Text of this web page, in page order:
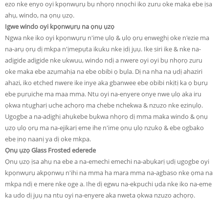
ezo nke enyo oyi kpọnwụrụ bụ nhọrọ nnọchi iko zuru oke maka ebe ịsa
ahụ, windo, na ọnụ ụzọ.
Igwe windo oyi kpọnwụrụ na ọnụ ụzọ
Ngwa nke iko oyi kpọnwụrụ n'ime ụlọ & ụlọ ọrụ enweghị oke n'ezie ma
na-arụ ọrụ dị mkpa n'ịmepụta ikuku nke ịdị jụụ. Ike siri ike & nke na-
adịgide adịgide nke ukwuu, windo ndị a nwere oyi oyi bụ nhọrọ zuru
oke maka ebe azụmahịa na ebe obibi ọ bụla. Dị na nha na ụdị ahaziri
ahazi, iko etched nwere ike inye aka gbanwee ebe obibi nkịtị ka ọ bụrụ
ebe pụrụiche ma maa mma. Ntu oyi na-enyere onye nwe ụlọ aka iru
ọkwa ntụgharị uche achọrọ ma chebe nchekwa & nzuzo nke ezinụlọ.
Ugogbe a na-adịghị ahụkebe bụkwa nhọrọ dị mma maka windo & ọnụ
ụzọ ụlọ ọrụ ma na-ejikarị eme ihe n'ime ọnụ ụlọ nzukọ & ebe ogbako
ebe ịnọ naanị ya dị oke mkpa.
Ọnụ ụzọ Glass Frosted ederede
Ọnụ ụzọ ịsa ahụ na ebe a na-emechi emechi na-abụkarị ụdị ugogbe oyi
kpọnwụrụ akpọnwụ n'ihi na mma ha mara mma na-agbaso nke ọma na
mkpa ndị e mere nke oge a. Ihe dị egwu na-ekpuchi ụda nke iko na-eme
ka udo dị jụụ na ntu oyi na-enyere aka nweta ọkwa nzuzo achọrọ.